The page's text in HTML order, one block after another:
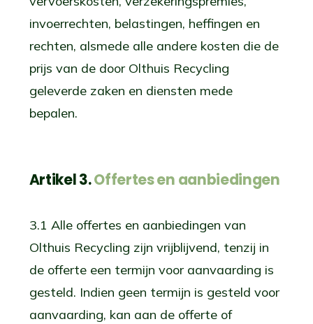
invoerrechten, belastingen, heffingen en
rechten, alsmede alle andere kosten die de
prijs van de door Olthuis Recycling
geleverde zaken en diensten mede
bepalen.
Artikel 3.Offertes en aanbiedingen
3.1 Alle offertes en aanbiedingen van
Olthuis Recycling zijn vrijblijvend, tenzij in
de offerte een termijn voor aanvaarding is
gesteld. Indien geen termijn is gesteld voor
aanvaarding, kan aan de offerte of